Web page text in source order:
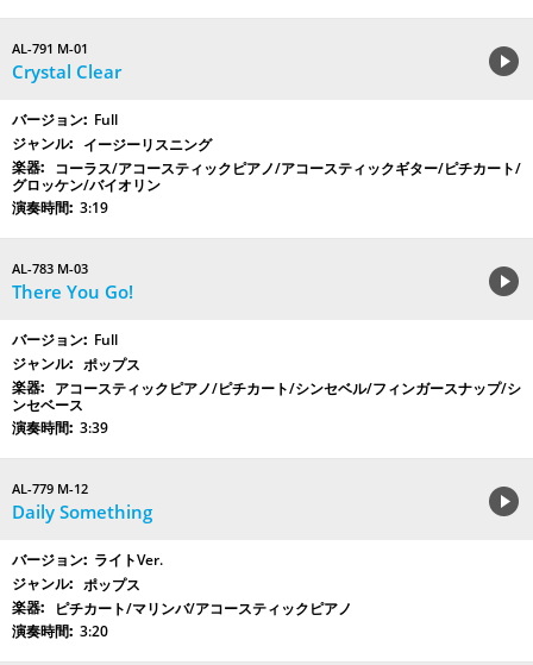
AL-791 M-01
Crystal Clear
Full
イージーリスニング
コーラス/アコースティックピアノ/アコースティックギター/ピチカート/
グロッケン/バイオリン
3:19
AL-783 M-03
There You Go!
Full
ポップス
アコースティックピアノ/ピチカート/シンセベル/フィンガースナップ/シ
ンセベース
3:39
AL-779 M-12
Daily Something
ライトVer.
ポップス
ピチカート/マリンバ/アコースティックピアノ
3:20